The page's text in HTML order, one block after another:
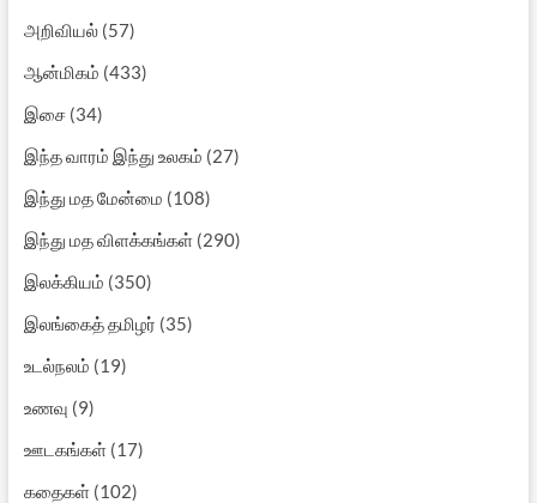
அறிவியல்(57)
ஆன்மிகம் (433)
இசை(34)
இந்த வாரம் இந்து உலகம் (27)
இந்து மத மேன்மை (108)
இந்து மத விளக்கங்கள்(290)
இலக்கியம் (350)
இலங்கைத் தமிழர் (35)
உடல்நலம் (19)
உணவு (9)
ஊடகங்கள்(17)
கதைகள்(102)